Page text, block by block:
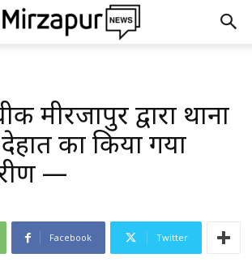
मीरजापुर द्वारा थाना
का किया गया
—
Facebook Twitter